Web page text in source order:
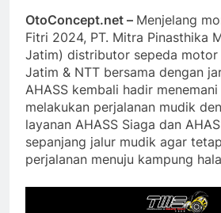
OtoConcept.net – Menjelang
Fitri 2024, PT. Mitra Pinasthika
Jatim) distributor sepeda motor
Jatim & NTT bersama dengan
AHASS kembali hadir
melakukan perjalanan mudik
layanan AHASS Siaga dan
sepanjang jalur mudik agar
perjalanan menuju kampung